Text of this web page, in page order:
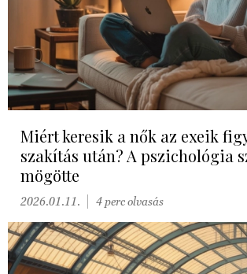
Miért keresik a nők az exeik
szakítás után? A pszichológia
mögötte
2026.01.11. 4 perc olvasás